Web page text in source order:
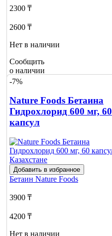
2300 ₸
2600 ₸
Нет в наличии
Сообщить
о наличии
-7%
Nature Foods Бетаина
Гидрохлорид 600 мг, 60
капсул
Добавить в избранное
Бетаин Nature Foods
3900 ₸
4200 ₸
Нет в наличии